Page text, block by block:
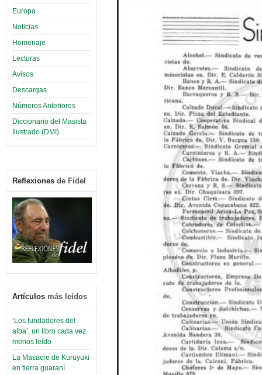
Europa
Noticias
Homenaje
Lecturas
Avisos
Descargas
Números Anteriores
Diccionario del Masista
Ilustrado (DMI)
Reflexiones de Fidel
Artículos más leídos
‘Los fundadores del
alba’, un libro cada vez
menos leído
La Masacre de Kuruyuki
en tierra guaraní